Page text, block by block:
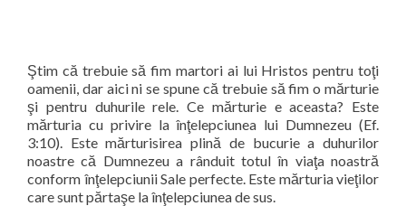
Ştim că trebuie să fim martori ai lui Hristos pentru toţi
oamenii, dar aici ni se spune că trebuie să fim o mărturie
şi pentru duhurile rele. Ce mărturie e aceasta? Este
mărturia cu privire la înţelepciunea lui Dumnezeu (Ef.
3:10). Este mărturisirea plină de bucurie a duhurilor
noastre că Dumnezeu a rânduit totul în viaţa noastră
conform înţelepciunii Sale perfecte. Este mărturia vieţilor
care sunt părtaşe la înţelepciunea de sus.